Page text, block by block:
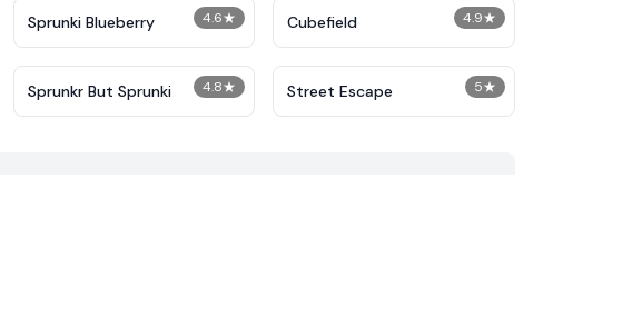
4.6★
Sprunki Blueberry 4.9★
Cubefield
4.8★
Sprunkr But Sprunki 5★
Street Escape